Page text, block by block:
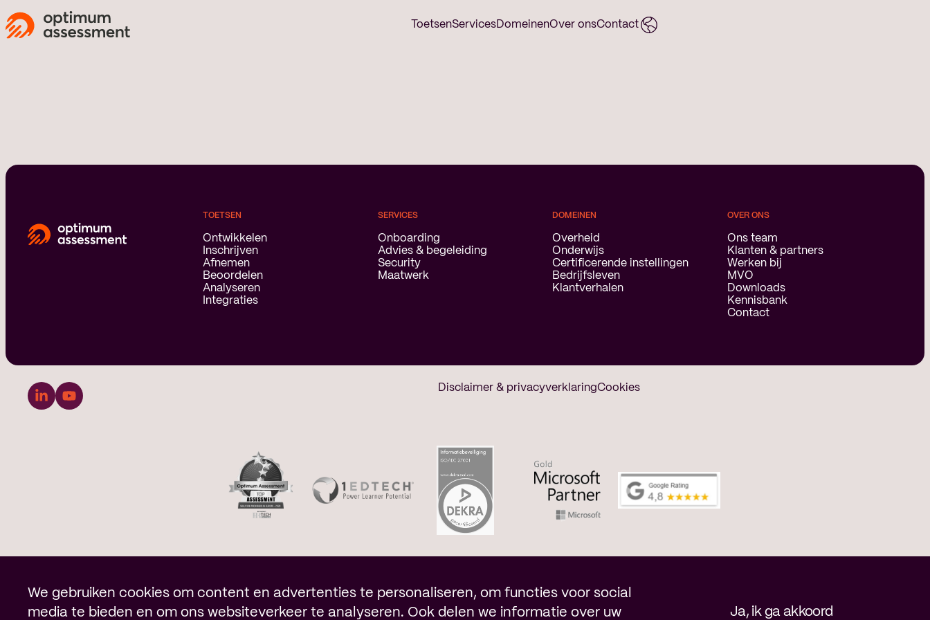
Cookie melding
We gebruiken cookies om content en advertenties te personaliseren, om functies voor social
media te bieden en om ons websiteverkeer te analyseren. Ook delen we informatie over uw
Ja, ik ga akkoord
ToetsenServicesDomeinenOver onsContact
TOETSEN
Ontwikkelen
Inschrijven
Afnemen
Beoordelen
Analyseren
Integraties
SERVICES
Onboarding
Advies & begeleiding
Security
Maatwerk
DOMEINEN
Overheid
Onderwijs
Certificerende instellingen
Bedrijfsleven
Klantverhalen
OVER ONS
Ons team
Klanten & partners
Werken bij
MVO
Downloads
Kennisbank
Contact
Disclaimer & privacyverklaringCookies